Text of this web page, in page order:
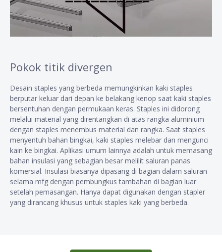
Pokok titik divergen
Desain staples yang berbeda memungkinkan kaki staples
berputar keluar dari depan ke belakang kenop saat kaki staples
bersentuhan dengan permukaan keras. Staples ini didorong
melalui material yang direntangkan di atas rangka aluminium
dengan staples menembus material dan rangka. Saat staples
menyentuh bahan bingkai, kaki staples melebar dan mengunci
kain ke bingkai. Aplikasi umum lainnya adalah untuk memasang
bahan insulasi yang sebagian besar melilit saluran panas
komersial. Insulasi biasanya dipasang di bagian dalam saluran
selama mfg dengan pembungkus tambahan di bagian luar
setelah pemasangan. Hanya dapat digunakan dengan stapler
yang dirancang khusus untuk staples kaki yang berbeda.